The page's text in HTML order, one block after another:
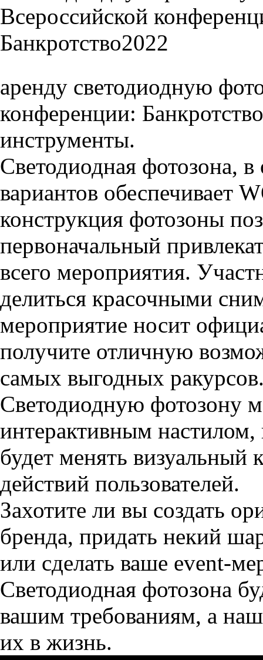
аренду светодиодную
конференции:
инструменты.
Светодиодная фотозона, в
вариантов обеспечивает
конструкция фотозоны
первоначальный
всего мероприятия.
делиться красочными
мероприятие носит
получите отличную
самых выгодных
Светодиодную фотозону
интерактивным
будет менять визуальный
действий пользователей.
Захотите ли вы создать
бренда, придать некий
или сделать ваше event-
Светодиодная фотозона
вашим требованиям, а
их в жизнь.